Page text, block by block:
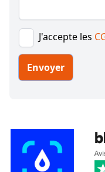
J'accepte les
Envoyer